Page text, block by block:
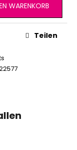
WARENKORB
Teilen